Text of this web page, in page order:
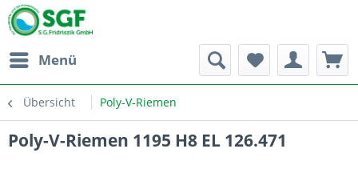
Menü
Übersicht Poly-V-Riemen
Poly-V-Riemen 1195 H8 EL 126.471